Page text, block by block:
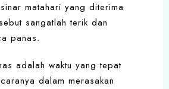
matahari yang diterima
sangatlah terik dan
panas.
adalah waktu yang tepat
dalam merasakan